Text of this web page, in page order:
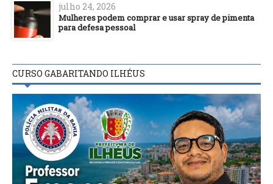
julho 24, 2026
Mulheres podem comprar e usar spray de pimenta
para defesa pessoal
CURSO GABARITANDO ILHÉUS